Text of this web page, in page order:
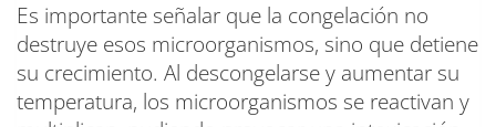
Es importante señalar que la congelación no
destruye esos microorganismos, sino que detiene
su crecimiento. Al descongelarse y aumentar su
temperatura, los microorganismos se reactivan y